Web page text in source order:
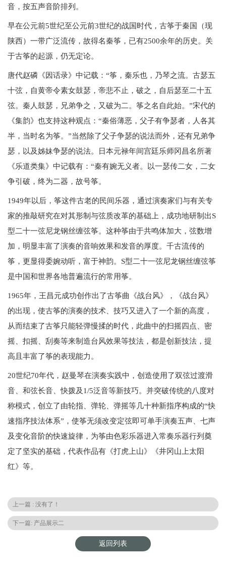
音，按五声音阶排列。
早在公元前5世纪至公元前3世纪的战国时代，古筝于秦国（现
陕西）一带广泛流传，故得名秦筝，已有2500余年的历史。关
于古筝的起源，仍无定论。
唐代赵磷《因话录》中记载：“筝，秦乐也，乃琴之流。古瑟五
十弦，自黄帝令素女鼓瑟，帝悲不止，破之，自后瑟至二十五
弦。秦人鼓瑟，兄弟争之，又破为二。筝之名自此始。”宋代的
《集韵》也支持这种观点：“秦俗薄恶，父子有争瑟者，人各其
半，当时名为筝。”当然除了父子争瑟的说法而外，还有兄弟争
瑟，以及姊妹争瑟的说法。日本元禄年间宫廷乐师冈昌名所著
《乐道类集》中记载有：“秦有婉无义者。以一瑟传二女，二女
争引破，终为二器，故号筝。
1949年以后，筝这件古老的民间乐器，通过演奏家们与有关专
家的推敲研究在对其形制与弦质改革的基础上，成功地研制出S
型二十一弦尼龙钢丝缠弦筝。这种筝由于共鸣体加大，弦数增
加，明显丰富了演奏的音响效果和发音的厚度。千古流传的
筝，更显得委婉动听，富于神韵。S型二十一弦尼龙钢丝缠弦筝
是中国和世界各地普遍流行的常用筝。
1965年，王昌元成功创作出了古筝曲《战台风》，《战台风》
的出现，使古筝的演奏的技术、技巧又进入了一个新的高度，
从而结束了古筝只能轻弹慢揉的时代，此曲中的扫摇四点、密
摇、扣摇、刮奏等来制造台风效果等技法，都是创新技法，提
高且丰富了筝的表现能力。
20世纪70年代，赵曼琴在演奏实践中，创造使用了双弦过渡滑
音、和弦长音、快拨及1/5泛音等新技巧。并突破传统的八度对
称模式，创立了由轮指、弹轮、弹摇等几十种新指序构成的“快
速指序技法体系”，使筝无须改变定弦即可单手演奏五声、七声
及变化音阶的快速旋律，为筝由色彩乐器进入常奏乐器行列奠
定了坚实的基础，代表作品有《打虎上山》《井冈山上太阳
红》等。
上一篇 : 没有了！
下一篇: 产品展示二
返回列表